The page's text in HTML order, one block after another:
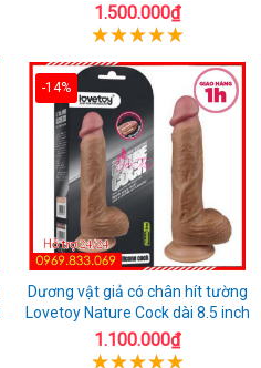
1.500.000₫
-14%
Dương vật giả có chân hít tường
Lovetoy Nature Cock dài 8.5 inch
1.100.000₫